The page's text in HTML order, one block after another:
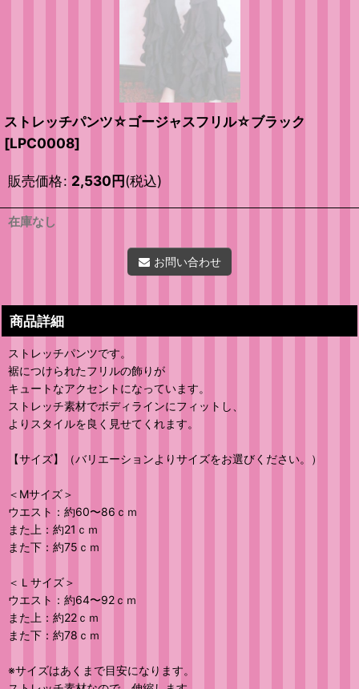
ストレッチパンツ☆ゴージャスフリル☆ブラック
[LPC0008]
販売価格: 2,530円(税込)
在庫なし
お問い合わせ
商品詳細
ストレッチパンツです。
裾につけられたフリルの飾りが
キュートなアクセントになっています。
ストレッチ素材でボディラインにフィットし、
よりスタイルを良く見せてくれます。
【サイズ】（バリエーションよりサイズをお選びください。）
＜Mサイズ＞
ウエスト：約60〜86ｃｍ
また上：約21ｃｍ
また下：約75ｃｍ
＜Ｌサイズ＞
ウエスト：約64〜92ｃｍ
また上：約22ｃｍ
また下：約78ｃｍ
※サイズはあくまで目安になります。